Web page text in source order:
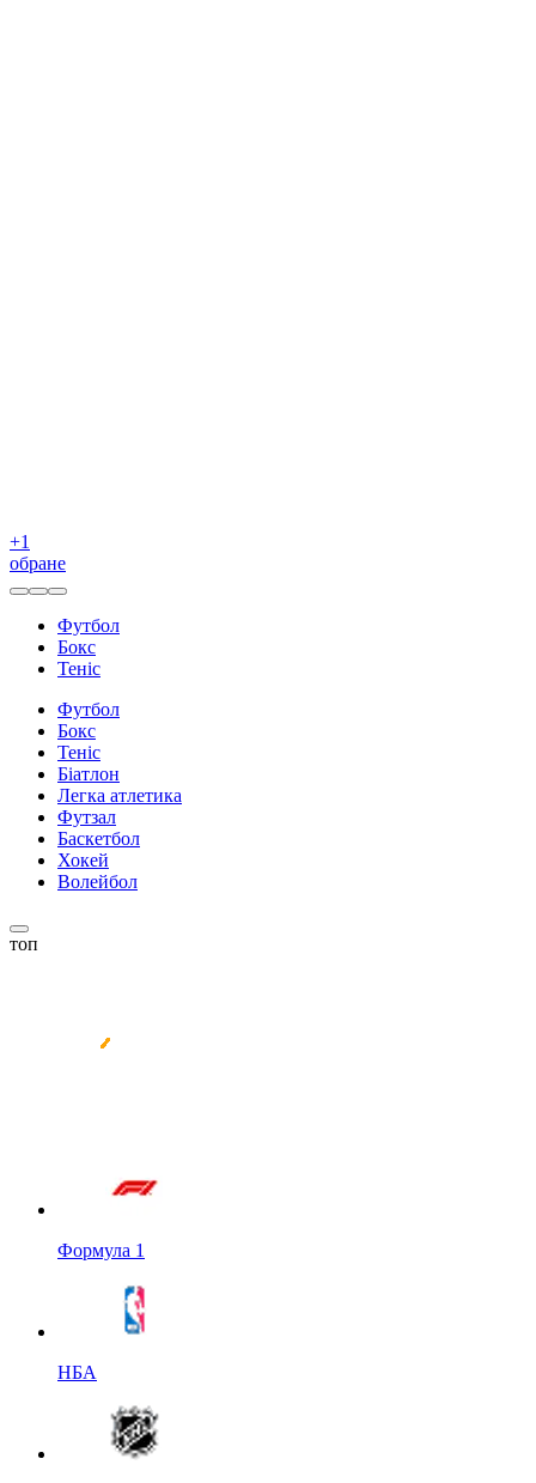
+1
обране
Футбол
Бокс
Теніс
Футбол
Бокс
Теніс
Біатлон
Легка атлетика
Футзал
Баскетбол
Хокей
Волейбол
топ
Формула 1
НБА